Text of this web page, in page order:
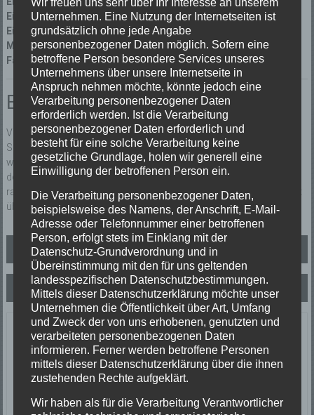
Einsatzort:Elzach, Sonnerstraße
Einsatzleiter:Joachim Gäßler
Mannschaftsstärke:4
Fahrzeuge:Florian Elzach 1/46
Einsatzbericht:
Verrauchtes Treppenhaus. Im Keller hatte Asche aus einem
Schwedenofen eine Holzkiste entzündet. Die Holzkiste und Glutreste
wurden vom Eigentümer mit einem Gartenschlauch abgelöscht. Mit
dem Akku betriebenen Lüfter wurde der Keller und das Treppenhaus
rauchfrei gemacht. Die Hausbesitzerin wurde an den Rettungsdienst
übergeben.
Beitragsnavigation
Mündliche Alarmierung
Letzte Einsätze
ABC-1, Ölspur klein
23/06/2026
Einsatzort: Oberprechtal
Unternehmen. Eine Nutzung der Internetseiten ist
grundsätzlich ohne jede Angabe
personenbezogener Daten möglich. Sofern eine
betroffene Person besondere Services unseres
Unternehmens über unsere Internetseite in
Anspruch nehmen möchte, könnte jedoch eine
Verarbeitung personenbezogener Daten
erforderlich werden. Ist die Verarbeitung
personenbezogener Daten erforderlich und
besteht für eine solche Verarbeitung keine
gesetzliche Grundlage, holen wir generell eine
Einwilligung der betroffenen Person ein.
Die Verarbeitung personenbezogener Daten,
beispielsweise des Namens, der Anschrift, E-Mail-
Adresse oder Telefonnummer einer betroffenen
Person, erfolgt stets im Einklang mit der
Datenschutz-Grundverordnung und in
Übereinstimmung mit den für uns geltenden
landesspezifischen Datenschutzbestimmungen.
Mittels dieser Datenschutzerklärung möchte unser
Unternehmen die Öffentlichkeit über Art, Umfang
und Zweck der von uns erhobenen, genutzten und
verarbeiteten personenbezogenen Daten
informieren. Ferner werden betroffene Personen
mittels dieser Datenschutzerklärung über die ihnen
zustehenden Rechte aufgeklärt.
Wir haben als für die Verarbeitung Verantwortlicher